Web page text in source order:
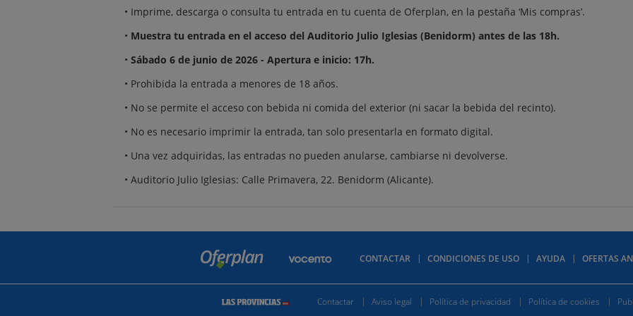
• Imprime, descarga o consulta tu entrada en tu cuenta de Oferplan, en la pestaña ‘Mis compras’.
• Muestra tu entrada en el acceso del Auditorio Julio Iglesias (Benidorm) antes de las 18h.
• Sábado 6 de junio de 2026 - Apertura e inicio: 17h.
• Prohibida la entrada a menores de 18 años.
• No se permite el acceso con bebida ni comida del exterior (ni sacar la bebida del recinto).
• No es necesario imprimir la entrada, tan solo presentarla en formato digital.
• Una vez adquiridas, las entradas no pueden anularse, cambiarse ni devolverse.
• Auditorio Julio Iglesias: Calle Primavera, 22. Benidorm (Alicante).
CONTACTAR CONDICIONES DE USO AYUDA OFERTAS
Contactar Aviso legal Política de privacidad Política de cookies